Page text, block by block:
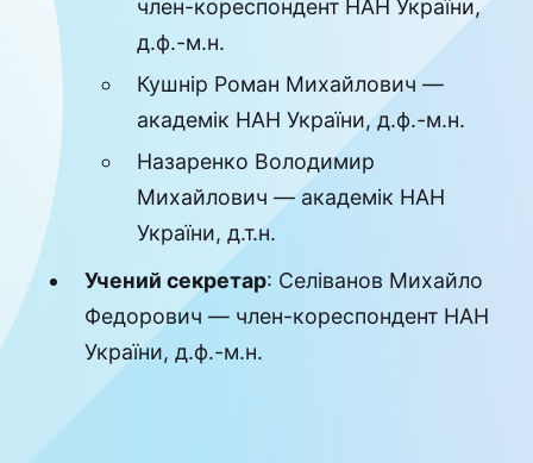
член-кореспондент НАН України,
д.ф.-м.н.
Кушнір Роман Михайлович —
академік НАН України, д.ф.-м.н.
Назаренко Володимир
Михайлович — академік НАН
України, д.т.н.
Учений секретар: Селіванов Михайло
Федорович — член-кореспондент НАН
України, д.ф.-м.н.